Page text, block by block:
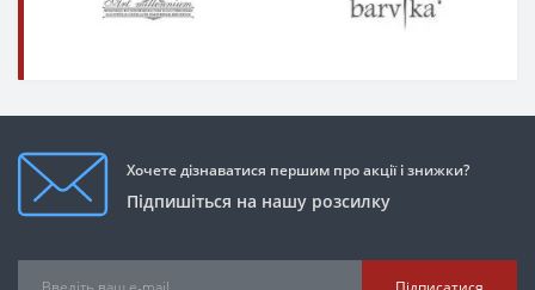
Хочете дізнаватися першим про акції і знижки?
Підпишіться на нашу розсилку